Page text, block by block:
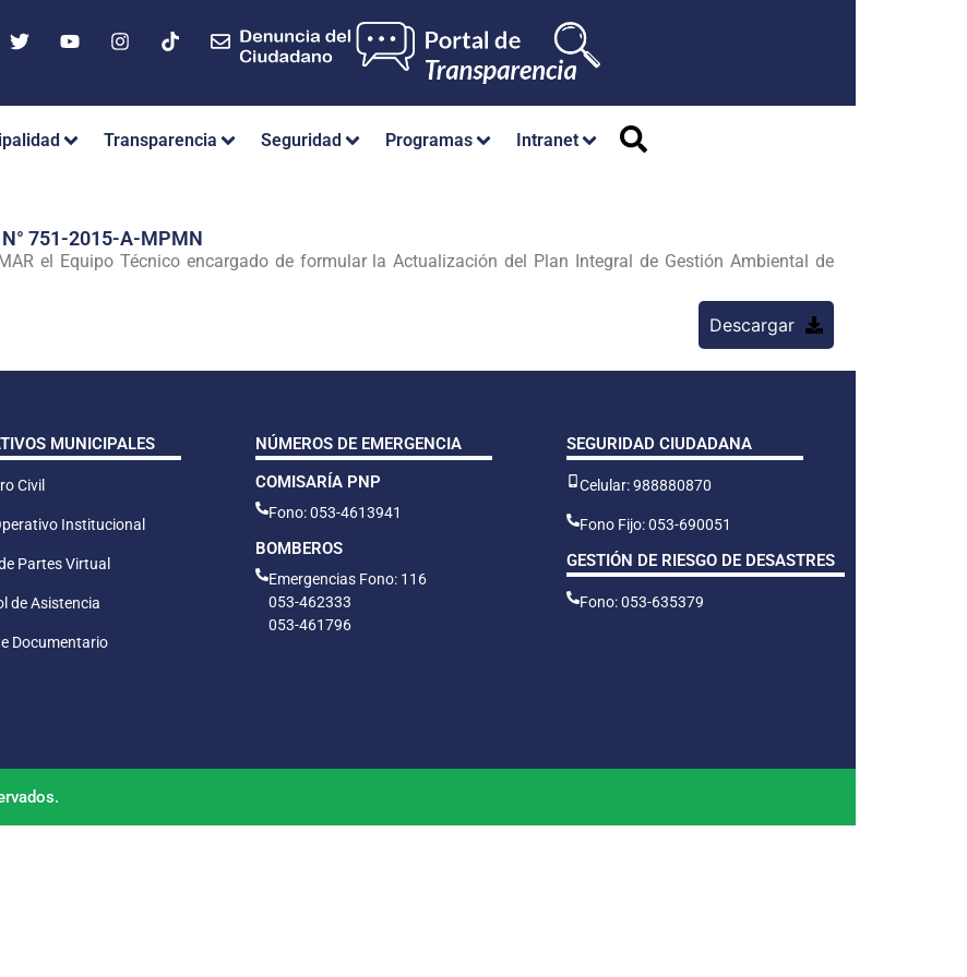
Transparencia Seguridad Programas Intranet
N° 751-2015-A-MPMN
el Equipo Técnico encargado de formular la Actualización del Plan Integral de Gestión Ambiental de
Descargar
MUNICIPALES
Civil
Institucional
Partes Virtual
de Asistencia
Documentario
NÚMEROS DE EMERGENCIA
COMISARÍA PNP
Fono: 053-4613941
BOMBEROS
Emergencias Fono: 116
053-462333
053-461796
SEGURIDAD CIUDADANA
Celular: 988880870
Fono Fijo: 053-690051
GESTIÓN DE RIESGO DE DESASTRES
Fono: 053-635379